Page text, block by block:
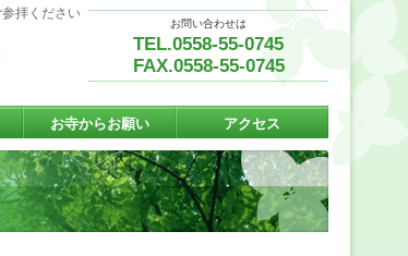
拝ください
お問い合わせは
TEL.0558-55-0745
FAX.0558-55-0745
お寺からお願い アクセス